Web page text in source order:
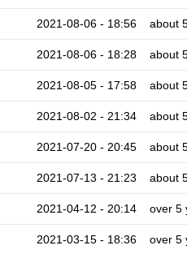
2021-08-06 - 18:56 about
2021-08-06 - 18:28 about
2021-08-05 - 17:58 about
2021-08-02 - 21:34 about
2021-07-20 - 20:45 about
2021-07-13 - 21:23 about
2021-04-12 - 20:14 over 5
2021-03-15 - 18:36 over 5